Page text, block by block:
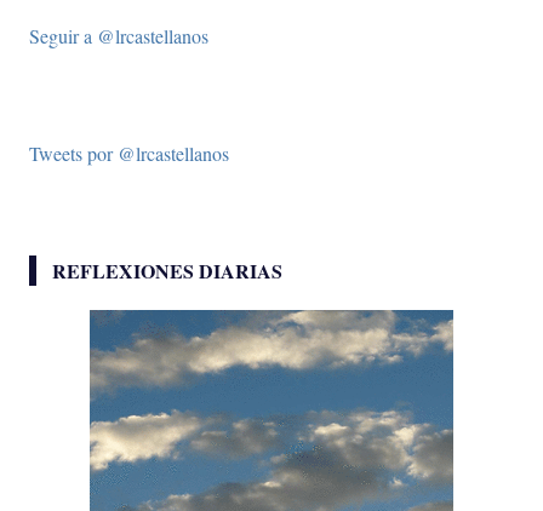
Seguir a @lrcastellanos
Tweets por @lrcastellanos
REFLEXIONES DIARIAS